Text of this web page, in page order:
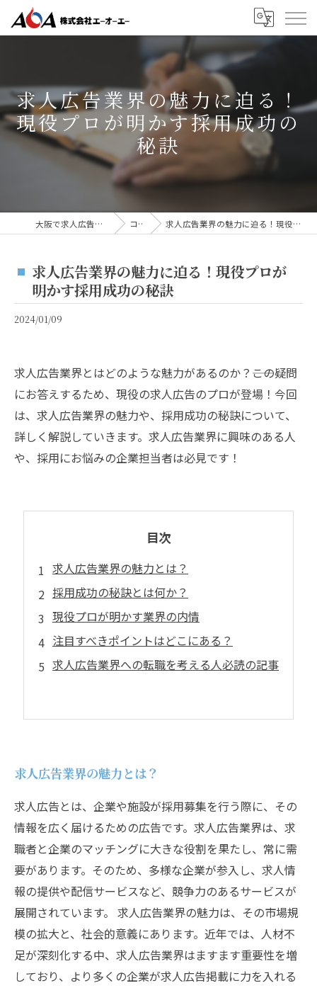
求人広告業界の魅力に迫る！
現役プロが明かす採用成功の
秘訣
大阪で求人広告なら株式会社AOA コラム 求人広告業界の魅力に迫る！現役プロが明かす採用成功の秘訣
求人広告業界の魅力に迫る！現役プロが
明かす採用成功の秘訣
2024/01/09
求人広告業界とはどのような魅力があるのか？――この疑問
にお答えするため、現役の求人広告のプロが登場！今回
は、求人広告業界の魅力や、採用成功の秘訣について、
詳しく解説していきます。求人広告業界に興味のある人
や、採用にお悩みの企業担当者は必見です！
目次
求人広告業界の魅力とは？
採用成功の秘訣とは何か？
現役プロが明かす業界の内情
注目すべきポイントはどこにある？
求人広告業界への転職を考える人必読の記事
求人広告業界の魅力とは？
求人広告とは、企業や施設が採用募集を行う際に、その
情報を広く届けるための広告です。求人広告業界は、求
職者と企業のマッチングに大きな役割を果たし、常に需
要があります。そのため、多様な企業が参入し、求人情
報の提供や配信サービスなど、競争力のあるサービスが
展開されています。 求人広告業界の魅力は、その市場規
模の拡大と、社会的意義にあります。近年では、人材不
足が深刻化する中、求人広告業界はますます重要性を増
しており、より多くの企業が求人広告掲載に力を入れる